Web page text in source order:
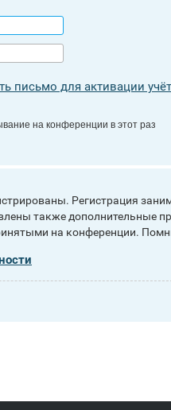
письмо для активации
на конференции в этот раз
Регистрация
также дополнительные
на конференции.